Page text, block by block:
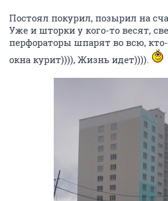
Постоял покурил, позырил на
Уже и шторки у кого-то весят,
перфораторы шпарят во всю,
окна курит)))), Жизнь идет)))).